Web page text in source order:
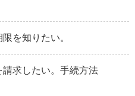
を知りたい。
請求したい。手続方法